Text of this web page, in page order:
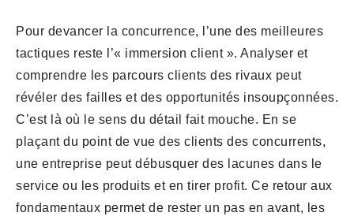
Pour devancer la concurrence, l’une des meilleures
tactiques reste l’« immersion client ». Analyser et
comprendre les parcours clients des rivaux peut
révéler des failles et des opportunités insoupçonnées.
C’est là où le sens du détail fait mouche. En se
plaçant du point de vue des clients des concurrents,
une entreprise peut débusquer des lacunes dans le
service ou les produits et en tirer profit. Ce retour aux
fondamentaux permet de rester un pas en avant, les